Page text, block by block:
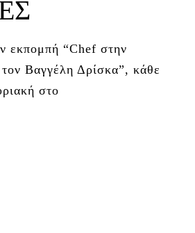
εκπομπή “Chef στην
Βαγγέλη Δρίσκα”, κάθε
στο